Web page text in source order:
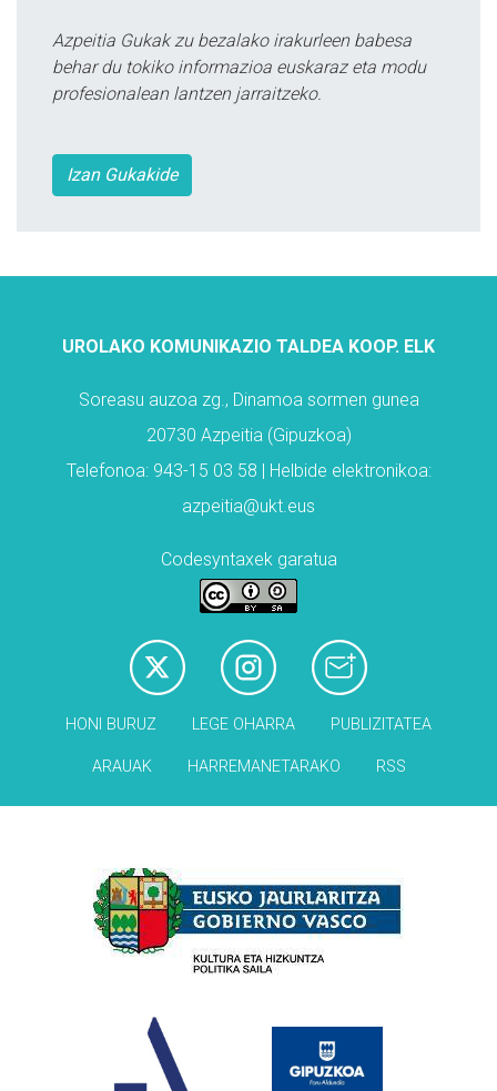
Azpeitia Gukak zu bezalako irakurleen babesa
behar du tokiko informazioa euskaraz eta modu
profesionalean lantzen jarraitzeko.
Izan Gukakide
UROLAKO KOMUNIKAZIO TALDEA KOOP. ELK
Soreasu auzoa zg., Dinamoa sormen gunea
20730 Azpeitia (Gipuzkoa)
Telefonoa: 943-15 03 58 | Helbide elektronikoa:
azpeitia@ukt.eus
Codesyntaxek garatua
HONI BURUZ LEGE OHARRA PUBLIZITATEA
ARAUAK HARREMANETARAKO RSS